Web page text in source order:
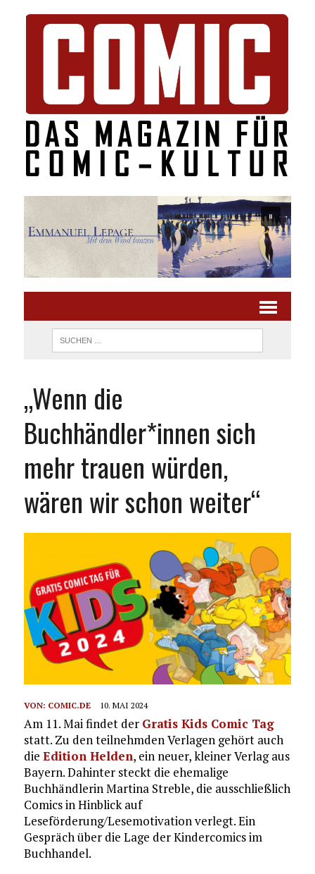
„Wenn die
Buchhändler*innen sich
mehr trauen würden,
wären wir schon weiter“
VON: COMIC.DE 10. MAI 2024
Am 11. Mai findet der Gratis Kids Comic Tag
statt. Zu den teilnehmden Verlagen gehört auch
die Edition Helden, ein neuer, kleiner Verlag aus
Bayern. Dahinter steckt die ehemalige
Buchhändlerin Martina Streble, die ausschließlich
Comics in Hinblick auf
Leseförderung/Lesemotivation verlegt. Ein
Gespräch über die Lage der Kindercomics im
Buchhandel.